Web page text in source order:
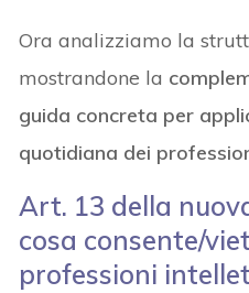
Ora analizziamo la
mostrandone la
guida concreta per
quotidiana dei
Art. 13 della
cosa consente/
professioni